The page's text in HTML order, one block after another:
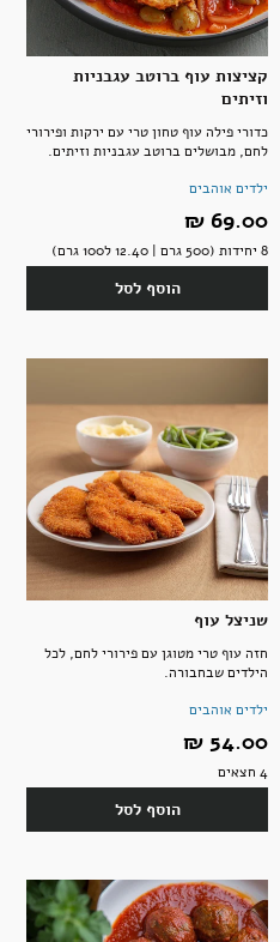
קציצות עוף ברוטב עגבניות
וזיתים
כדורי פילה עוף טחון טרי עם ירקות ופירורי
לחם, מבושלים ברוטב עגבניות וזיתים.
ילדים אוהבים
69.00 ‏₪
8 יחידות (500 גרם | 12.40 ל100 גרם)
הוסף לסל
שניצל עוף
חזה עוף טרי מטוגן עם פירורי לחם, לכל
הילדים שבחבורה.
ילדים אוהבים
54.00 ‏₪
4 חצאים
הוסף לסל